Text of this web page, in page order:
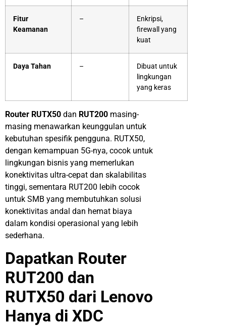
Fitur
Keamanan
– Enkripsi,
firewall yang
kuat
Daya Tahan – Dibuat untuk
lingkungan
yang keras
Router RUTX50 dan RUT200 masing-
masing menawarkan keunggulan untuk
kebutuhan spesifik pengguna. RUTX50,
dengan kemampuan 5G-nya, cocok untuk
lingkungan bisnis yang memerlukan
konektivitas ultra-cepat dan skalabilitas
tinggi, sementara RUT200 lebih cocok
untuk SMB yang membutuhkan solusi
konektivitas andal dan hemat biaya
dalam kondisi operasional yang lebih
sederhana.
Dapatkan Router
RUT200 dan
RUTX50 dari Lenovo
Hanya di XDC